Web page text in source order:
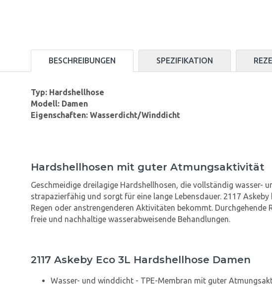
BESCHREIBUNGEN SPEZIFIKATION
Typ: Hardshellhose
Modell: Damen
Eigenschaften: Wasserdicht/Winddicht
Hardshellhosen mit guter Atmungsaktivität
Geschmeidige dreilagige Hardshellhosen, die vollständig wasser-
strapazierfähig und sorgt für eine lange Lebensdauer. 2117
Regen oder anstrengenderen Aktivitäten bekommt. Durchgehende
freie und nachhaltige wasserabweisende Behandlungen.
2117 Askeby Eco 3L Hardshellhose Damen
Wasser- und winddicht - TPE-Membran mit guter